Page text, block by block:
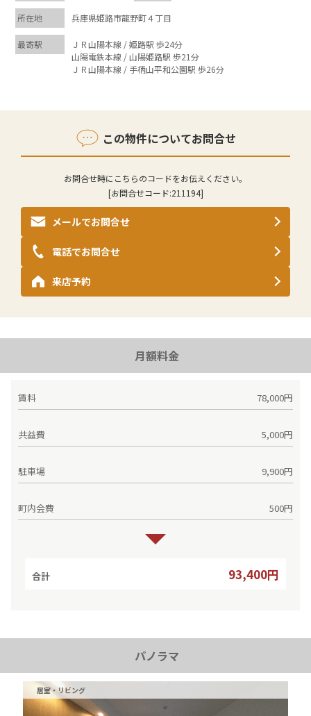
所在地 兵庫県姫路市龍野町４丁目
最寄駅
ＪＲ山陽本線 / 姫路駅 歩24分
山陽電鉄本線 / 山陽姫路駅 歩21分
ＪＲ山陽本線 / 手柄山平和公園駅 歩26分
この物件についてお問合せ
お問合せ時にこちらのコードをお伝えください。
[お問合せコード:211194]
メールでお問合せ
来店予約
電話でお問合せ
月額料金
賃料 78,000円
共益費 5,000円
駐車場 9,900円
町内会費 500円
合計 93,400円
パノラマ
居室・リビング